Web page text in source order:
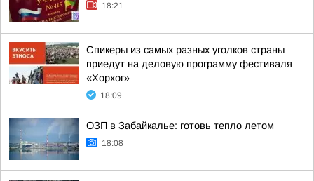
18:21
Спикеры из самых разных уголков страны
приедут на деловую программу фестиваля
«Хорхог»
18:09
ОЗП в Забайкалье: готовь тепло летом
18:08